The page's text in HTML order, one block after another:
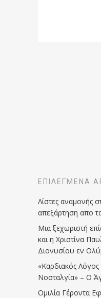
ΕΠΙΛΕΓΜΈΝΑ
Λίστες αναμονής
απεξάρτηση απο
Μια ξεχωριστή
και η Χριστίνα
Διονυσίου εν
«Καρδιακός
Νοσταλγία» – Ο
Ομιλία Γέροντα